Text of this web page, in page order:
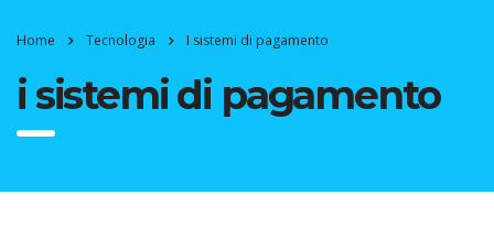
Home Tecnologia I sistemi di pagamento
i sistemi di pagamento